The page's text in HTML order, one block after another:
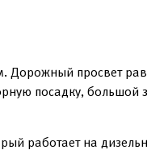
просвет
посадку, большой
работает на